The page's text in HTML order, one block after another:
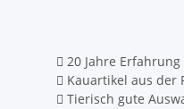
20 Jahre Erfahrung
Kauartikel aus der
Tierisch gute